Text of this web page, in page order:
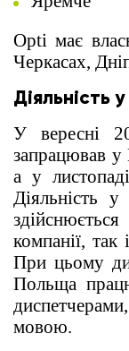
Opti має
Черкасах,
Діяльність
У вересні
запрацював
а у
Діяльність
компанії,
При цьому
Польща
мовою.